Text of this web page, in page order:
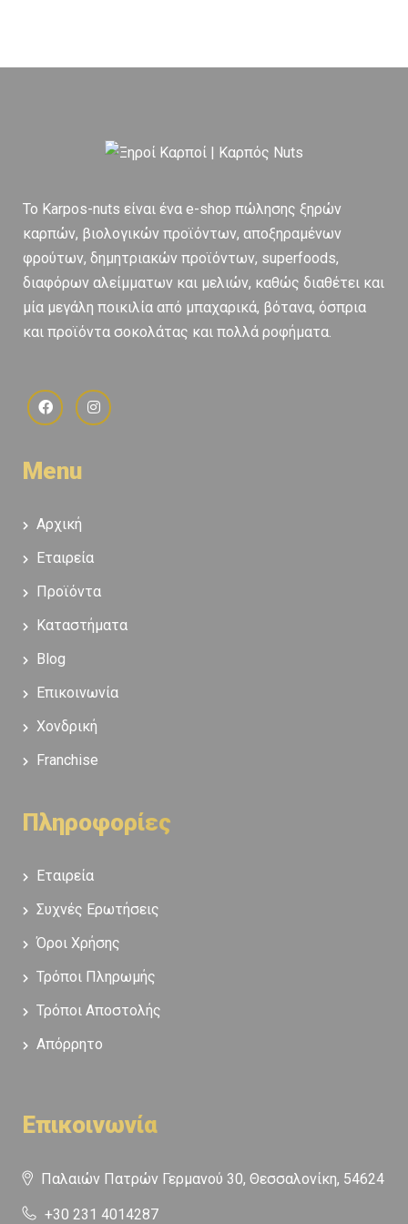
To Karpos-nuts είναι ένα e-shop πώλησης ξηρών
καρπών, βιολογικών προϊόντων, αποξηραμένων
φρούτων, δημητριακών προϊόντων, superfoods,
διαφόρων αλείμματων και μελιών, καθώς διαθέτει και
μία μεγάλη ποικιλία από μπαχαρικά, βότανα, όσπρια
και προϊόντα σοκολάτας και πολλά ροφήματα.
Menu
Αρχική
Εταιρεία
Προϊόντα
Καταστήματα
Blog
Επικοινωνία
Χονδρική
Franchise
Πληροφορίες
Εταιρεία
Συχνές Ερωτήσεις
Όροι Χρήσης
Τρόποι Πληρωμής
Τρόποι Αποστολής
Απόρρητο
Επικοινωνία
Παλαιών Πατρών Γερμανού 30, Θεσσαλονίκη, 54624
+30 231 4014287